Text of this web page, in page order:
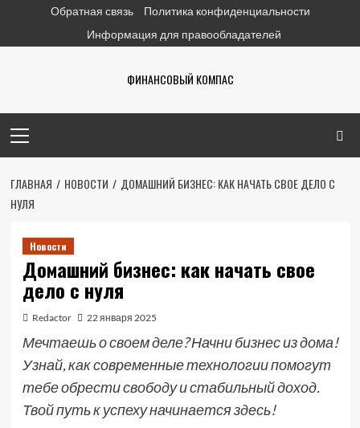
содержимому
Обратная связь
Политика конфиденциальности
Информация для правообладателей
ФИНАНСОВЫЙ КОМПАС
меню
ГЛАВНАЯ НОВОСТИ
ДОМАШНИЙ БИЗНЕС: КАК НАЧАТЬ СВОЕ ДЕЛО С
НУЛЯ
Новости
Домашний бизнес: как начать свое
дело с нуля
Redactor 22 января 2025
Мечтаешь о своем деле? Начни бизнес из дома!
Узнай, как современные технологии помогут
тебе обрести свободу и стабильный доход.
Твой путь к успеху начинается здесь!